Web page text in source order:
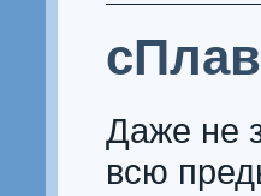
Даже не
всю